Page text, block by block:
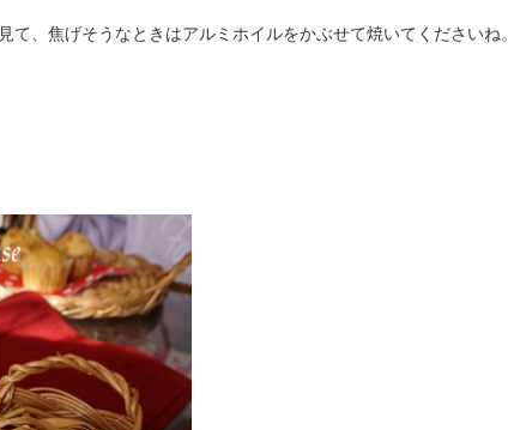
て、焦げそうなときはアルミホイルをかぶせて焼いてくださいね。